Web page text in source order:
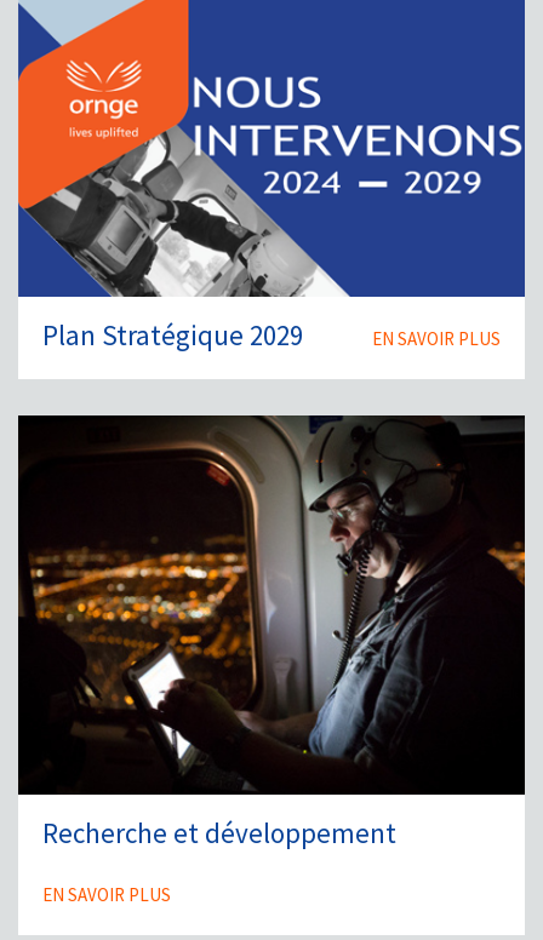
Plan Stratégique 2029 EN SAVOIR PLUS
Recherche et développement
EN SAVOIR PLUS